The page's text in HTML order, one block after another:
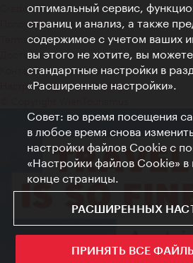
Credits
Положение о конфиденциальности
Terms of Use
Доступность
Контакты для прессы
Настройки файлов Cookie
оптимальный сервис,
страниц и анализ, а также
содержимое с учетом ваших
вы этого не хотите, вы
стандартные настройки в
«Расширенные настройки».
Совет: во время посещения
в любое время снова
настройки файлов Cookie с
«Настройки файлов Cookie» в
конце страницы.
РАСШИРЕННЫХ
ПРИНЯТЬ ВСЕ